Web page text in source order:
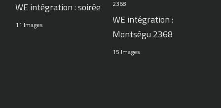
WE intégration : soirée
11 Images
WE intégration :
Montségu 2368
15 Images